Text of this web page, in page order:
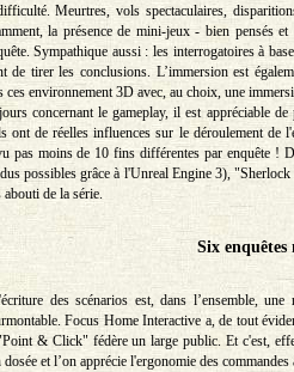
Meurtres, vols spectaculaires,
la présence de mini-jeux - bien pensés
Sympathique aussi : les interrogatoires à
de tirer les conclusions. L’immersion est
ces environnement 3D avec, au choix, une
concernant le gameplay, il est appréciable
ont de réelles influences sur le déroulement de
pas moins de 10 fins différentes par enquête !
possibles grâce à l'Unreal Engine 3),
abouti de la série.
Six enquêtes
des scénarios est, dans l’ensemble,
Focus Home Interactive a, de tout
& Click" fédère un large public. Et c'est,
dosée et l’on apprécie l'ergonomie des